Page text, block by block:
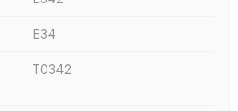
E34
T0342